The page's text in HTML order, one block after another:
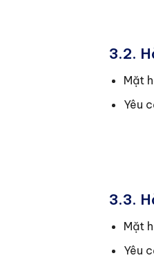
3.2.
Mặt
Yêu
3.3.
Mặt
Yêu